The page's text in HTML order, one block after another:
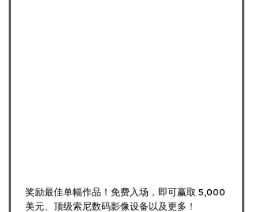
奖励最佳单幅作品！免费入场，即可赢取 5,000
美元、顶级索尼数码影像设备以及更多！